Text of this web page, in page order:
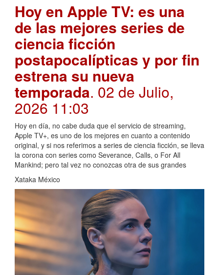
Hoy en Apple TV: es una
de las mejores series de
ciencia ficción
postapocalípticas y por fin
estrena su nueva
temporada. 02 de Julio,
2026 11:03
Hoy en día, no cabe duda que el servicio de streaming,
Apple TV+, es uno de los mejores en cuanto a contenido
original, y si nos referimos a series de ciencia ficción, se lleva
la corona con series como Severance, Calls, o For All
Mankind; pero tal vez no conozcas otra de sus grandes
Xataka México